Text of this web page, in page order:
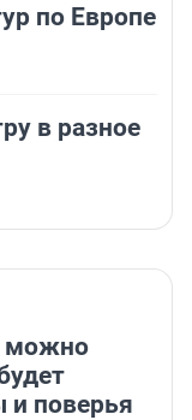
по Европе
в разное
можно
и поверья